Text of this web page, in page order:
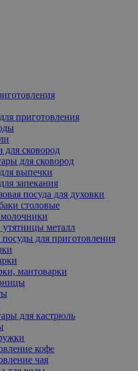
приготовления
сковород
для сковород
выпечки
запекания
посуда для духовки
столовые
металл
для приготовления
мантоварки
для кастрюль
кофе
чая